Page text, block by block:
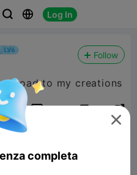
  Log In
Follow
upload to my creations
 

completa